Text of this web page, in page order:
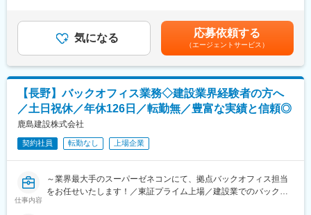
いく姿勢をお持ちの方を歓迎します。
■組織構成
■就業環境について
在宅勤務制度もあり、完全週休2日制[土日祝]で年休120日以上と
ワークライフバランスを保って働ける環境です。
■同社について
同社は2017年に三井住商建材と丸紅建材が事業統合をして誕生い
三井物産・住友商事・丸紅のバックボーンを持ち、住生活空間産
業へのサービスを通じ、広く社会に貢献する建材商社です。
ません■賞与：年2回（6月、12月）賃金はあくまでも目安の金額
であり、選考を通じて上下する可能性があります。賃金はあくま
でも目安の金額であり、選考を通じて上下する可能性がありま
す。月給(月額)は固定手当を含めた表記です。
気になる 応募依頼する
（エージェントサービス）
【長野】バックオフィス業務◇建設業界経験者の方へ
／土日祝休／年休126日／転勤無／豊富な実績と信頼◎
鹿島建設株式会社
契約社員 転勤なし 上場企業
仕事内容
～業界最大手のスーパーゼネコンにて、拠点バックオフィス担当
をお任せいたします！／東証プライム上場／建設業でのバックオ